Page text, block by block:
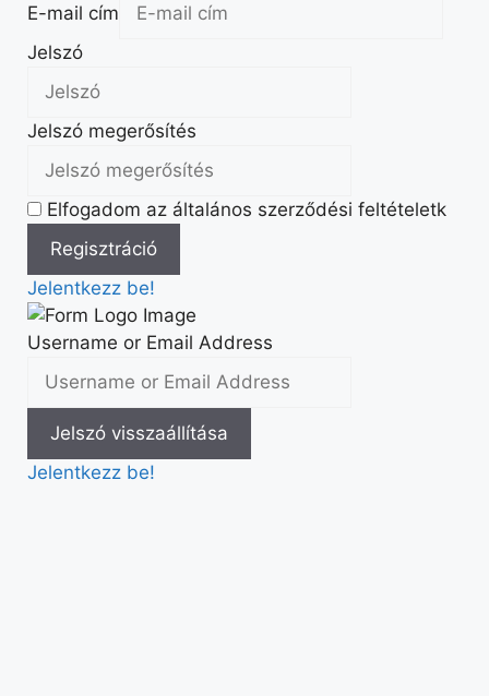
E-mail cím
Jelszó
Jelszó megerősítés
Elfogadom az általános szerződési feltételetk
Jelentkezz be!
Username or Email Address
Jelentkezz be!